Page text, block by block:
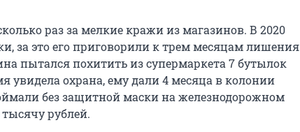
раз за мелкие кражи из магазинов. В 2020
за это его приговорили к трем месяцам лишения
пытался похитить из супермаркета 7 бутылок
увидела охрана, ему дали 4 месяца в колонии
без защитной маски на железнодорожном
рублей.